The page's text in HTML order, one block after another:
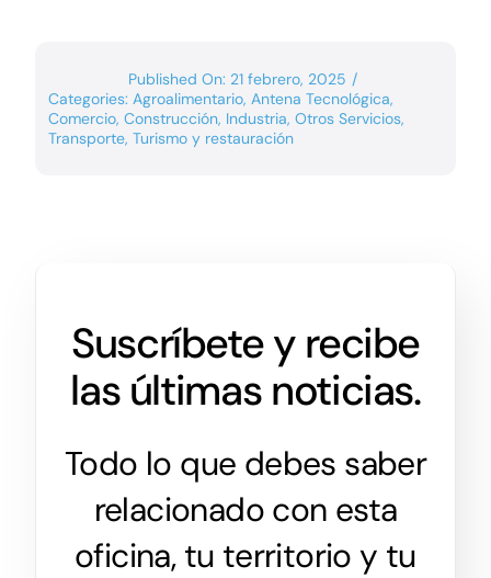
Act)?
Published On: 21 febrero, 2025 /
Categories: Agroalimentario, Antena Tecnológica,
Comercio, Construcción, Industria, Otros Servicios,
Transporte, Turismo y restauración
Suscríbete y recibe
las últimas noticias.
Todo lo que debes saber
relacionado con esta
oficina, tu territorio y tu